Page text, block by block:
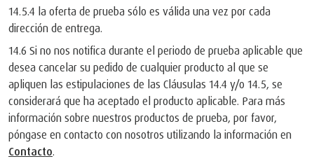
14.5.4 la oferta de prueba sólo es válida una vez por cada
dirección de entrega.
14.6 Si no nos notifica durante el periodo de prueba aplicable que
desea cancelar su pedido de cualquier producto al que se
apliquen las estipulaciones de las Cláusulas 14.4 y/o 14.5, se
considerará que ha aceptado el producto aplicable. Para más
información sobre nuestros productos de prueba, por favor,
póngase en contacto con nosotros utilizando la información en
Contacto.